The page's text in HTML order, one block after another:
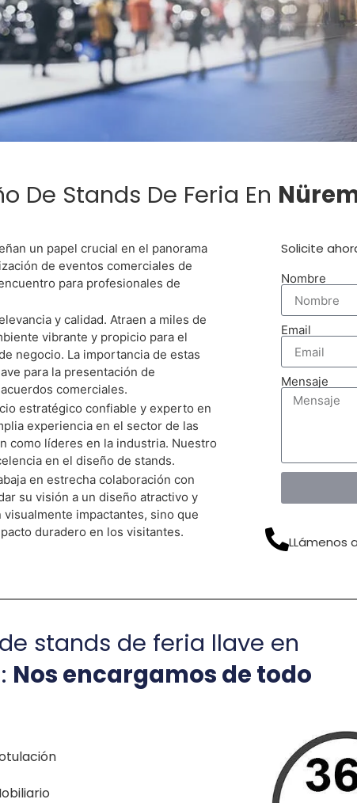
Un
Alternativa Para El Montaje
Nüremberg
Cotiza Tu Stand De Forma Gratuita Ahora
De Stands De Feria En
un papel crucial en el panorama
de eventos comerciales de
para profesionales de
y calidad. Atraen a miles de
vibrante y propicio para el
negocio. La importancia de estas
para la presentación de
comerciales.
estratégico confiable y experto en
experiencia en el sector de las
como líderes en la industria. Nuestro
en el diseño de stands.
en estrecha colaboración con
su visión a un diseño atractivo y
impactantes, sino que
duradero en los visitantes.
Solicite
Nombre
Email
Mensaje
LLámenos
stands de feria llave en
Nos encargamos de todo